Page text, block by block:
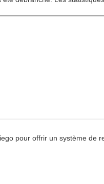
pour offrir un système de